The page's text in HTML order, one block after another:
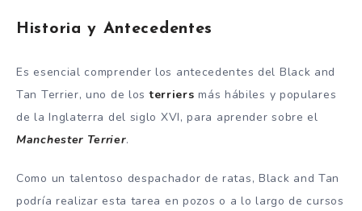
Historia y Antecedentes
Es esencial comprender los antecedentes del Black and
Tan Terrier, uno de losterriers más hábiles y populares
de la Inglaterra del siglo XVI, para aprender sobre el
Manchester Terrier.
Como un talentoso despachador de ratas, Black and Tan
podría realizar esta tarea en pozos o a lo largo de cursos